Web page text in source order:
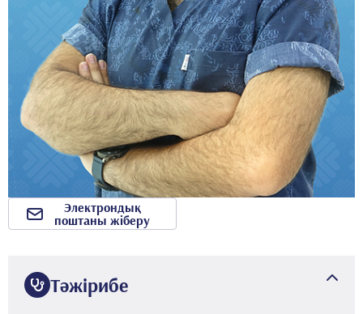
Тәжірибе
Электрондық
поштаны жіберу